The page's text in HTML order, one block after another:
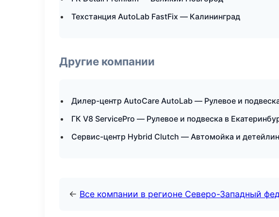
Техстанция AutoLab FastFix — Калининград
Другие компании
Дилер-центр AutoCare AutoLab — Рулевое и
ГК V8 ServicePro — Рулевое и подвеска в
Сервис-центр Hybrid Clutch — Автомойка и
← Все компании в регионе Северо-Западный